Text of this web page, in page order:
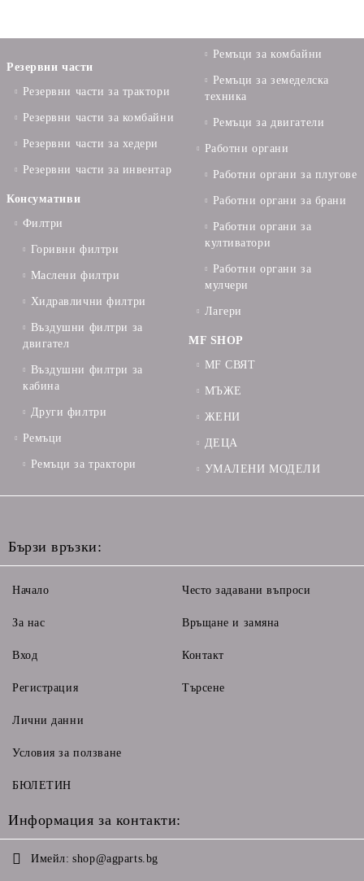
Резервни части
Резервни части за трактори
Резервни части за комбайни
Резервни части за хедери
Резервни части за инвентар
Консумативи
Филтри
Горивни филтри
Маслени филтри
Хидравлични филтри
Въздушни филтри за
двигател
Въздушни филтри за
кабина
Други филтри
Ремъци
Ремъци за трактори
Ремъци за комбайни
Ремъци за земеделска
техника
Ремъци за двигатели
Работни органи
Работни органи за плугове
Работни органи за брани
Работни органи за
култиватори
Работни органи за
мулчери
Лагери
MF SHOP
MF СВЯТ
МЪЖЕ
ЖЕНИ
ДЕЦА
УМАЛЕНИ МОДЕЛИ
Бързи връзки:
Начало
За нас
Вход
Регистрация
Често задавани въпроси
Връщане и замяна
Контакт
Търсене
Лични данни
Условия за ползване
БЮЛЕТИН
Информация за контакти:
Имейл: shop@agparts.bg